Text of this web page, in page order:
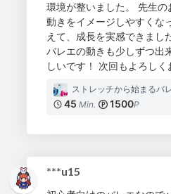
環境が整いました。 先生
動きをイメージしやすくな
えて、成長を実感できまし
バレエの動きも少しずつ出
しいです！ 次回もよろし
ストレッチから始まるバ
45 Min. 1500P
***u15